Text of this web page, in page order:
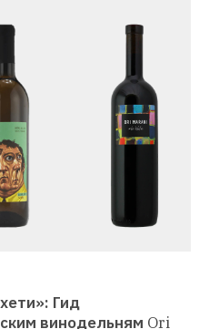
Гид
винодельням Ori